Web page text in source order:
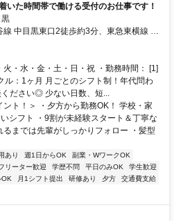
た時間帯で働ける受付のお仕事です！
中目黒東口2徒歩約3分、東急東横線 中
ロ日比谷線・東急東横線 中目黒駅東口
・水・金・土・日・祝 ・勤務時間： [1]
ル：1ヶ月 月ごとのシフト制！年代問わ
ださい◎ 少ない日数、短...
ト！＞ ・夕方から勤務OK！ 学校・家
シフト ・9割が未経験スタート＆丁寧な
までは先輩がしっかりフォロー ・髪型
あり 週1日からOK
副業・WワークOK
リーター歓迎 学歴不問 平日のみOK
学生歓迎
OK 月1シフト提出 研修あり 夕方
交通費支給